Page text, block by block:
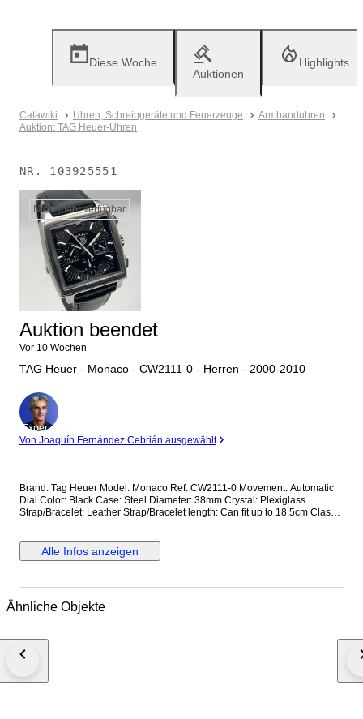
Diese Woche
Auktionen
Highlights
Catawiki Uhren, Schreibgeräte und Feuerzeuge
Armbanduhren
Auktion: TAG Heuer-Uhren
NR. 103925551
Nicht mehr verfügbar
Auktion beendet
Vor 10 Wochen
TAG Heuer - Monaco - CW2111-0 - Herren - 2000-2010
Experte
Von Joaquín Fernández Cebrián ausgewählt
Brand: Tag Heuer Model: Monaco Ref: CW2111-0 Movement: Automatic
Dial Color: Black Case: Steel Diameter: 38mm Crystal: Plexiglass
Strap/Bracelet: Leather Strap/Bracelet length: Can fit up to 18,5cm Clasp:
signature) **Optional shipping from Europe(EU) is available. Please
contact seller for details.
Alle Infos anzeigen
Ähnliche Objekte